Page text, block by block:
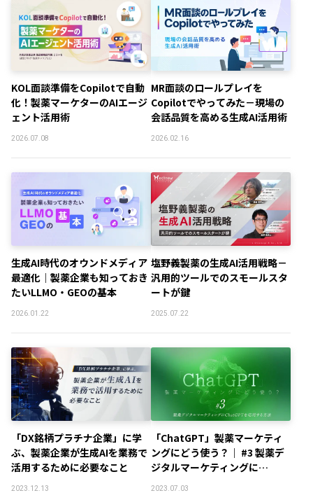
KOL面談準備をCopilotで自動
化！製薬マーケターのAIエージ
ェント活用術
2026.07.08
MR面談のロールプレイを
Copilotでやってみた－現場の
会話品質を高める生成AI活用術
2026.02.16
生成AI時代のオウンドメディア
最適化｜製薬企業も知っておき
たいLLMO・GEOの基本
2026.01.22
塩野義製薬の生成AI活用戦略－
汎用的ツールでのスモールスタ
ートが鍵
2025.07.22
「DX銘柄プラチナ企業」に学
ぶ、製薬企業が生成AIを業務で
活用するために必要なこと
2023.12.13
「ChatGPT」製薬マーケティ
ングにどう使う？｜ #3 製薬デ
ジタルマーケティングに
ChatGPTを応用する方法
2023.07.03